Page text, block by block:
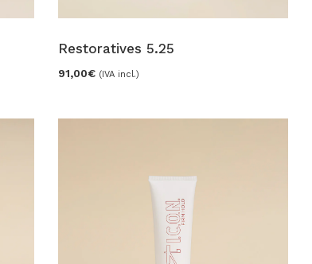
Restoratives 5.25
91,00€ (IVA incl.)